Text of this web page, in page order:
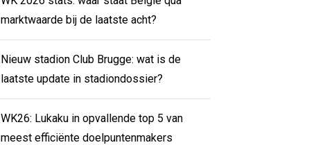
marktwaarde bij de laatste acht?
Nieuw stadion Club Brugge: wat is de
laatste update in stadiondossier?
WK26: Lukaku in opvallende top 5 van
meest efficiënte doelpuntenmakers